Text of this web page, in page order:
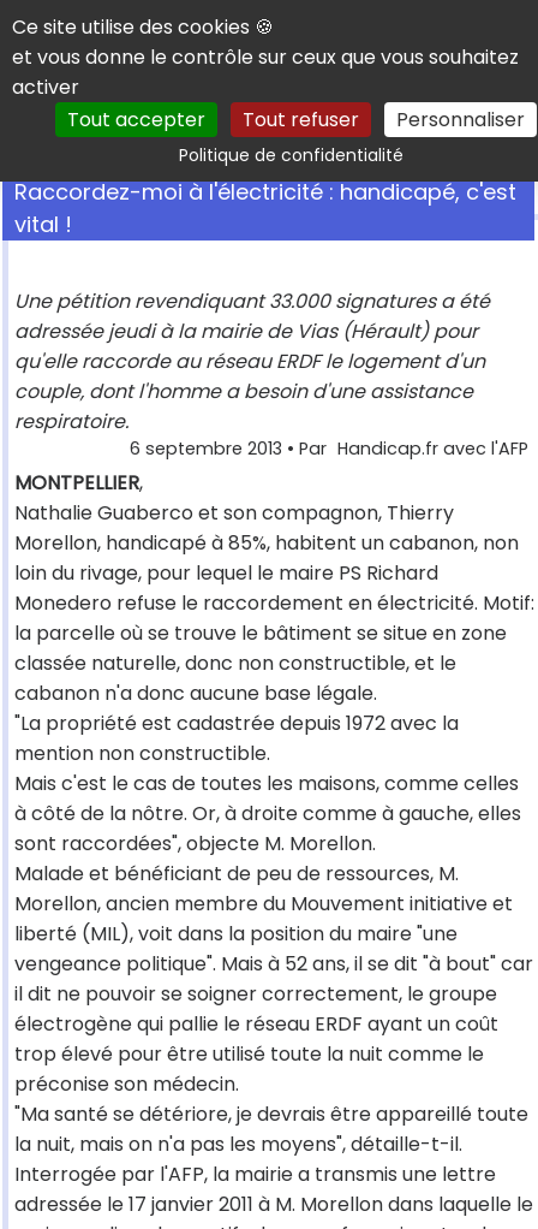
Panneau de gestion des cookies
Ce site utilise des cookies 🍪
et vous donne le contrôle sur ceux que vous souhaitez
activer
Tout accepter
Tout refuser Personnaliser
Politique de confidentialitéRechercher
Raccordez-moi à l'électricité : handicapé, c'est
vital !
Une pétition revendiquant 33.000 signatures a été
adressée jeudi à la mairie de Vias (Hérault) pour
qu'elle raccorde au réseau ERDF le logement d'un
couple, dont l'homme a besoin d'une assistance
respiratoire.
6 septembre 2013 • Par Handicap.fr avec l'AFP
MONTPELLIER,
Nathalie Guaberco et son compagnon, Thierry
Morellon, handicapé à 85%, habitent un cabanon, non
loin du rivage, pour lequel le maire PS Richard
Monedero refuse le raccordement en électricité. Motif:
la parcelle où se trouve le bâtiment se situe en zone
classée naturelle, donc non constructible, et le
cabanon n'a donc aucune base légale.
"La propriété est cadastrée depuis 1972 avec la
mention non constructible.
Mais c'est le cas de toutes les maisons, comme celles
à côté de la nôtre. Or, à droite comme à gauche, elles
sont raccordées", objecte M. Morellon.
Malade et bénéficiant de peu de ressources, M.
Morellon, ancien membre du Mouvement initiative et
liberté (MIL), voit dans la position du maire "une
vengeance politique". Mais à 52 ans, il se dit "à bout" car
il dit ne pouvoir se soigner correctement, le groupe
électrogène qui pallie le réseau ERDF ayant un coût
trop élevé pour être utilisé toute la nuit comme le
préconise son médecin.
"Ma santé se détériore, je devrais être appareillé toute
la nuit, mais on n'a pas les moyens", détaille-t-il.
Interrogée par l'AFP, la mairie a transmis une lettre
adressée le 17 janvier 2011 à M. Morellon dans laquelle le